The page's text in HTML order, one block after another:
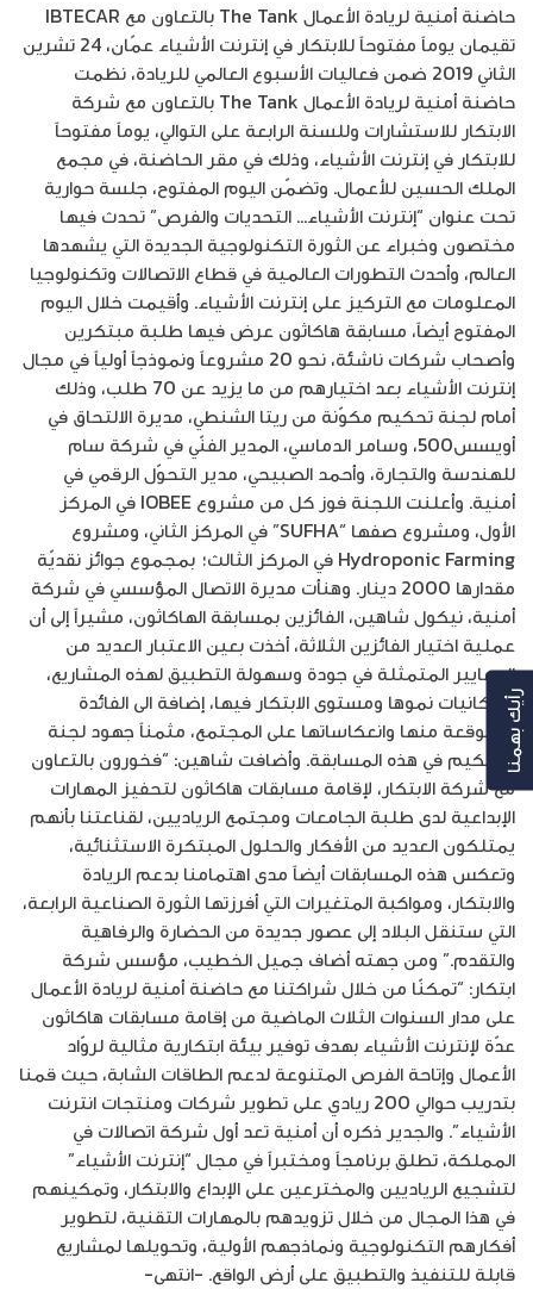
حاضنة أمنية لريادة الأعمال The Tank بالتعاون مع IBTECAR
تقيمان يوماً مفتوحاً للابتكار في إنترنت الأشياء عمّان، 24 تشرين
الثاني 2019 ضمن فعاليات الأسبوع العالمي للريادة، نظمت
حاضنة أمنية لريادة الأعمال The Tank بالتعاون مع شركة
الابتكار للاستشارات وللسنة الرابعة على التوالي، يوماً مفتوحاً
للابتكار في إنترنت الأشياء، وذلك في مقر الحاضنة، في مجمع
الملك الحسين للأعمال. وتضمّن اليوم المفتوح، جلسة حوارية
تحت عنوان “إنترنت الأشياء… التحديات والفرص” تحدث فيها
مختصون وخبراء عن الثورة التكنولوجية الجديدة التي يشهدها
العالم، وأحدث التطورات العالمية في قطاع الاتصالات وتكنولوجيا
المعلومات مع التركيز على إنترنت الأشياء. وأقيمت خلال اليوم
المفتوح أيضاً، مسابقة هاكاثون عرض فيها طلبة مبتكرين
وأصحاب شركات ناشئة، نحو 20 مشروعاً ونموذجاً أولياً في مجال
إنترنت الأشياء بعد اختيارهم من ما يزيد عن 70 طلب، وذلك
أمام لجنة تحكيم مكوّنة من ريتا الشنطي، مديرة الالتحاق في
أويسس500، وسامر الدماسي، المدير الفنّي في شركة سام
للهندسة والتجارة، وأحمد الصبيحي، مدير التحوّل الرقمي في
أمنية. وأعلنت اللجنة فوز كل من مشروع IOBEE في المركز
الأول، ومشروع صفها “SUFHA” في المركز الثاني، ومشروع
Hydroponic Farming في المركز الثالث؛ بمجموع جوائز نقديّة
مقدارها 2000 دينار. وهنأت مديرة الاتصال المؤسسي في شركة
أمنية، نيكول شاهين، الفائزين بمسابقة الهاكاثون، مشيراً إلى أن
عملية اختيار الفائزين الثلاثة، أخذت بعين الاعتبار العديد من
المعايير المتمثلة في جودة وسهولة التطبيق لهذه المشاريع،
وإمكانيات نموها ومستوى الابتكار فيها، إضافة الى الفائدة
المتوقعة منها وانعكاساتها على المجتمع، مثمناً جهود لجنة
التحكيم في هذه المسابقة. وأضافت شاهين: “فخورون بالتعاون
مع شركة الابتكار، لإقامة مسابقات هاكاثون لتحفيز المهارات
الإبداعية لدى طلبة الجامعات ومجتمع الرياديين، لقناعتنا بأنهم
يمتلكون العديد من الأفكار والحلول المبتكرة الاستثنائية،
وتعكس هذه المسابقات أيضاً مدى اهتمامنا بدعم الريادة
والابتكار، ومواكبة المتغيرات التي أفرزتها الثورة الصناعية الرابعة،
التي ستنقل البلاد إلى عصور جديدة من الحضارة والرفاهية
والتقدم.” ومن جهته أضاف جميل الخطيب، مؤسس شركة
ابتكار: “تمكنّا من خلال شراكتنا مع حاضنة أمنية لريادة الأعمال
على مدار السنوات الثلاث الماضية من إقامة مسابقات هاكاثون
عدّة لإنترنت الأشياء بهدف توفير بيئة ابتكارية مثالية لروّاد
الأعمال وإتاحة الفرص المتنوعة لدعم الطاقات الشابة، حيث قمنا
بتدريب حوالي 200 ريادي على تطوير شركات ومنتجات انترنت
الأشياء”. والجدير ذكره أن أمنية تعد أول شركة اتصالات في
المملكة، تطلق برنامجاً ومختبراً في مجال “إنترنت الأشياء”
لتشجيع الرياديين والمخترعين على الإبداع والابتكار، وتمكينهم
في هذا المجال من خلال تزويدهم بالمهارات التقنية، لتطوير
أفكارهم التكنولوجية ونماذجهم الأولية، وتحويلها لمشاريع
قابلة للتنفيذ والتطبيق على أرض الواقع. -انتهى-
رأيك بهمنا